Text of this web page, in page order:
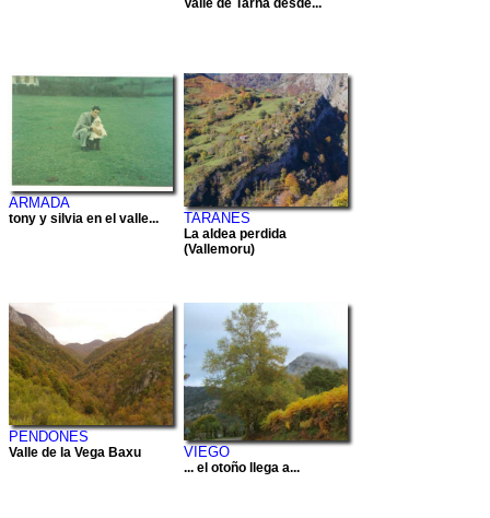
ARMADA
tony y silvia en el valle... TARANES
La aldea perdida
(Vallemoru)
PENDONES
Valle de la Vega Baxu VIEGO
... el otoño llega a...